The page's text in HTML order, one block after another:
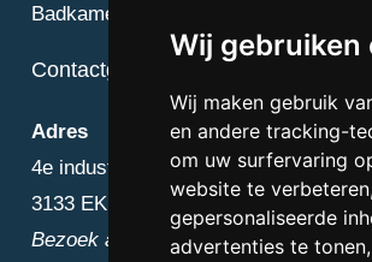
Wij gebruiken
Wij maken gebruik
en andere tracking-
om uw surfervaring
website te
gepersonaliseerde
advertenties te
Badkamer
Contactgegevens
Adres
4e industriestraat 25
3133 EK Vlaardingen
Bezoek alleen op afspraak